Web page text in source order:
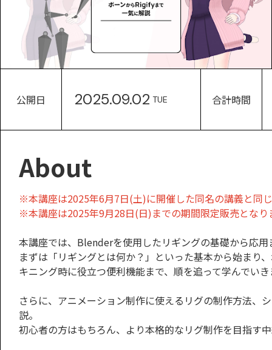
公開日 2025.09.02 TUE 合計時間
About
※本講座は2025年6月7日(土)に開催した同名の講義と同
※本講座は2025年9月28日(日)までの期間限定販売となり
本講座では、Blenderを使用したリギングの基礎から応
まずは「リギングとは何か？」といった基本から始まり
キニング時に役立つ便利機能まで、順を追って学んでいき
さらに、アニメーション制作に使えるリグの制作方法、
説。
初心者の方はもちろん、より本格的なリグ制作を目指す